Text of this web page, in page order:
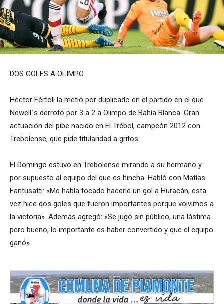
DOS GOLES A OLIMPO
Héctor Fértoli la metió por duplicado en el partido en el que
Newell´s derrotó por 3 a 2 a Olimpo de Bahía Blanca. Gran
actuación del pibe nacido en El Trébol, campeón 2012 con
Trebolense, que pide titularidad a gritos.
El Domingo estuvo en Trebolense mirando a su hermano y
por supuesto al equipo del que es hincha. Habló con Matías
Fantusatti: «Me había tocado hacerle un gol a Huracán, esta
vez hice dos goles que fueron importantes porque volvimos a
la victoria». Además agregó: «Se jugó sin público, una lástima
pero bueno, lo importante es haber convertido y que el equipo
ganó»